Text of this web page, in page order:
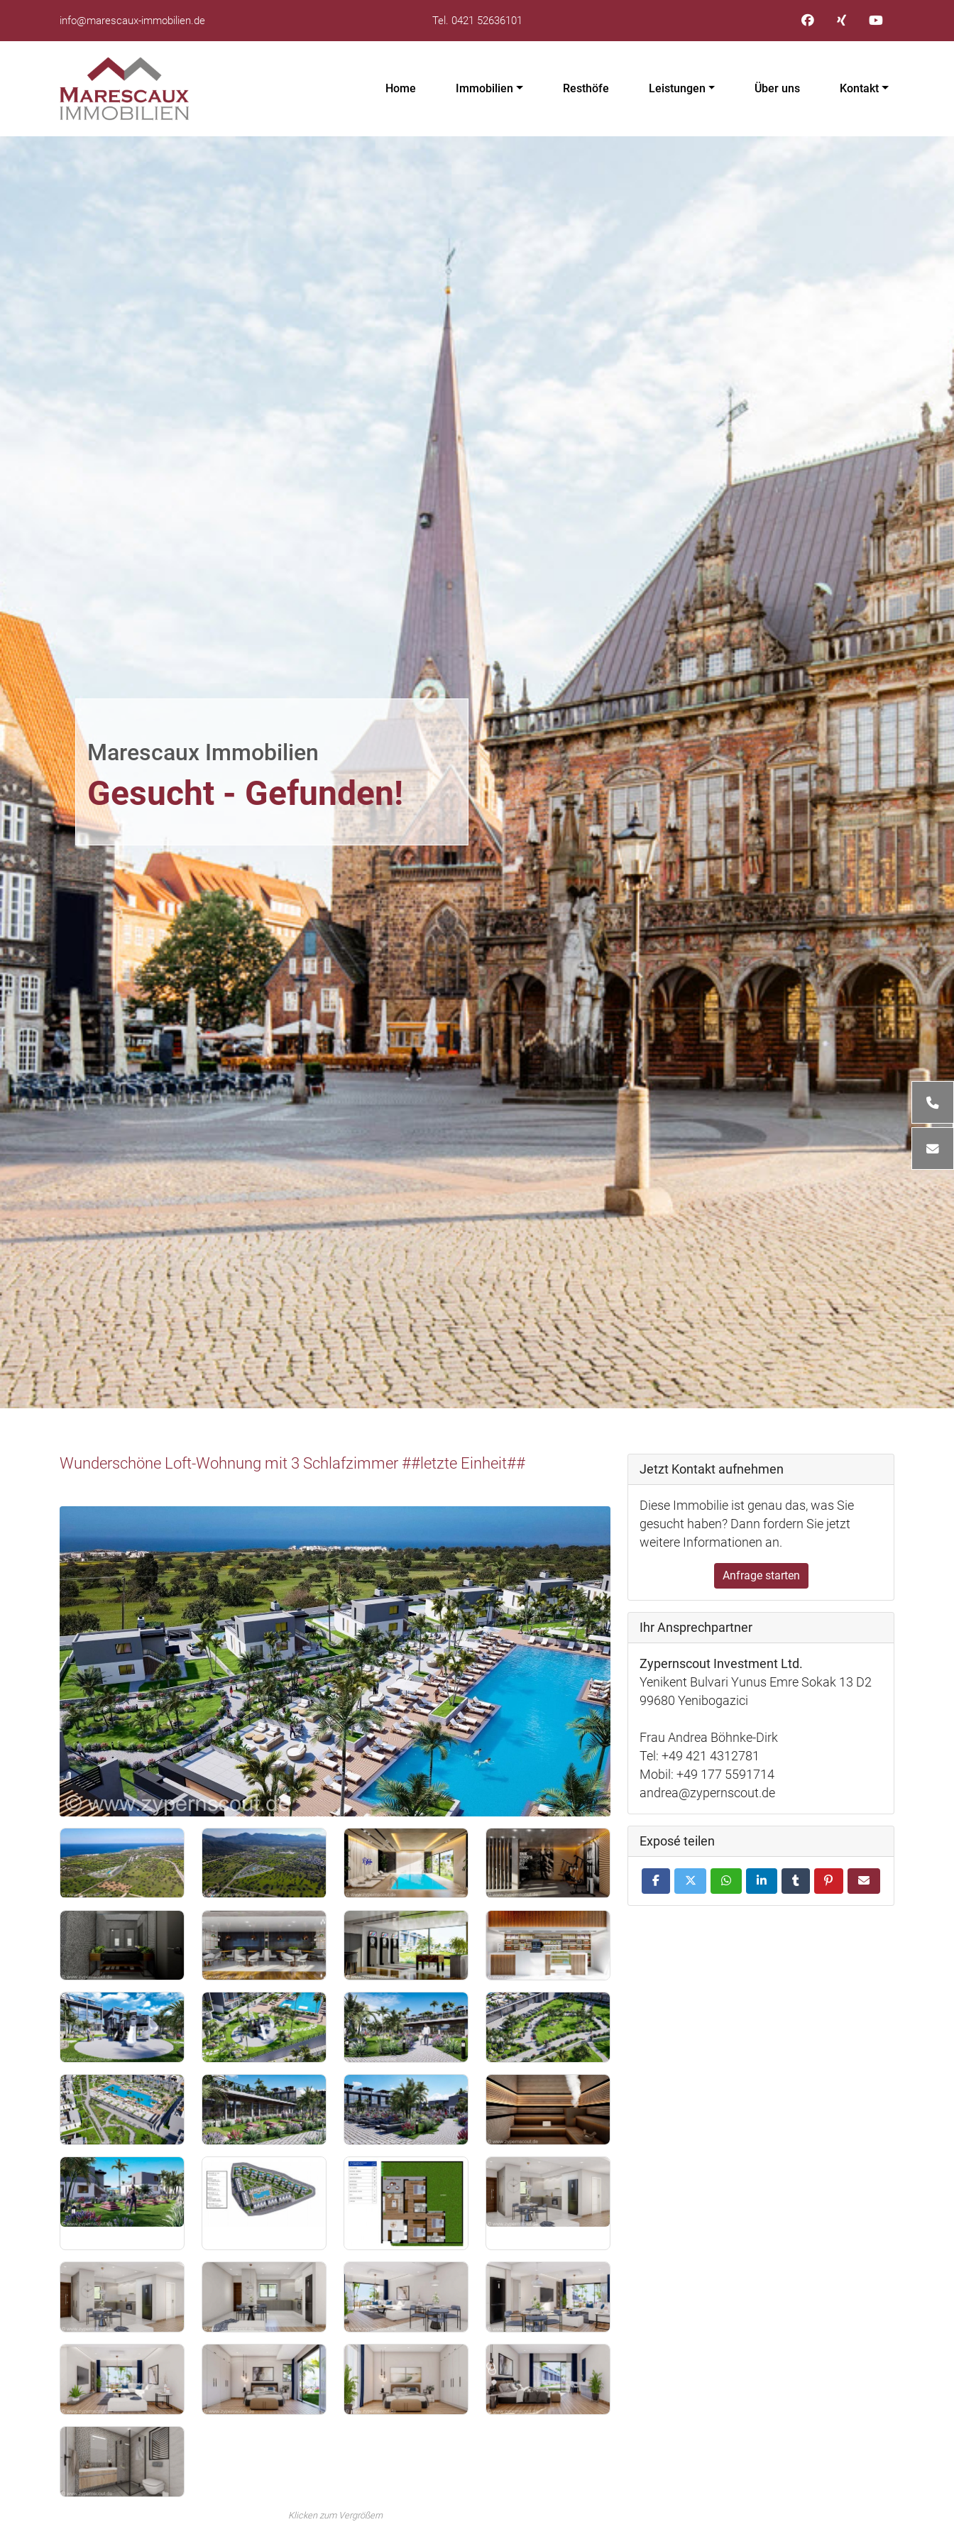
info@marescaux-immobilien.de Tel. 0421 52636101
Home Immobilien Resthöfe Leistungen Über uns Kontakt
Marescaux Immobilien
Gesucht - Gefunden!
Wunderschöne Loft-Wohnung mit 3 Schlafzimmer ##letzte Einheit##
Klicken zum Vergrößern
Jetzt Kontakt aufnehmen
Diese Immobilie ist genau das, was Sie
gesucht haben? Dann fordern Sie jetzt
weitere Informationen an.
Anfrage starten
Ihr Ansprechpartner
Zypernscout Investment Ltd.
Yenikent Bulvari Yunus Emre Sokak 13 D2
99680 Yenibogazici
Frau Andrea Böhnke-Dirk
Tel: +49 421 4312781
Mobil: +49 177 5591714
andrea@zypernscout.de
Exposé teilen